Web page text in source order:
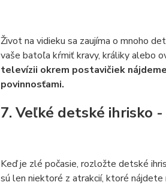
Život na vidieku sa zaujíma o mnoho
vaše batoľa kŕmiť kravy, králiky alebo
televízii okrem postavičiek
povinnosťami.
7. Veľké detské ihrisko
Keď je zlé počasie, rozložte detské
sú len niektoré z atrakcií, ktoré nájdete